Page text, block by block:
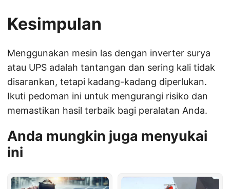
Kesimpulan
Menggunakan mesin las dengan inverter surya
atau UPS adalah tantangan dan sering kali tidak
disarankan, tetapi kadang-kadang diperlukan.
Ikuti pedoman ini untuk mengurangi risiko dan
memastikan hasil terbaik bagi peralatan Anda.
Anda mungkin juga menyukai
ini